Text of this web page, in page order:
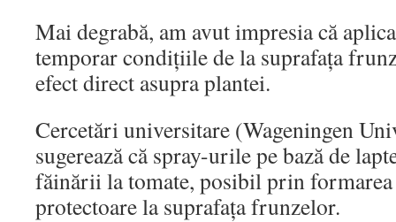
Mai degrabă, am avut impresia că
temporar condițiile de la suprafața
efect direct asupra plantei.
Cercetări universitare (Wageningen
sugerează că spray-urile pe bază de
făinării la tomate, posibil prin
protectoare la suprafața frunzelor.